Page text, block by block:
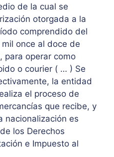
de la cual se
otorgada a la
comprendido del
once al doce de
para operar como
o courier ( … ) Se
la entidad
el proceso de
que recibe, y
nacionalización es
los Derechos
e Impuesto al